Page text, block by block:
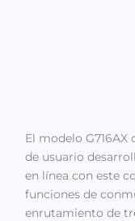
El modelo
de usuario
en línea con este
funciones de
enrutamiento de